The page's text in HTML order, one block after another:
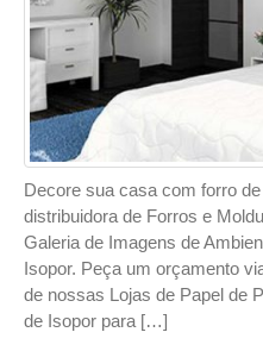
Decore sua casa com forro
distribuidora de Forros e
Galeria de Imagens de
Isopor. Peça um orçamento
de nossas Lojas de Papel de
de Isopor para […]